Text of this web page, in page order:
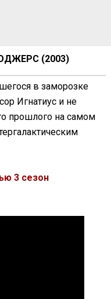
(2003)
в заморозке
Игнатиус и не
прошлого на самом
3 сезон